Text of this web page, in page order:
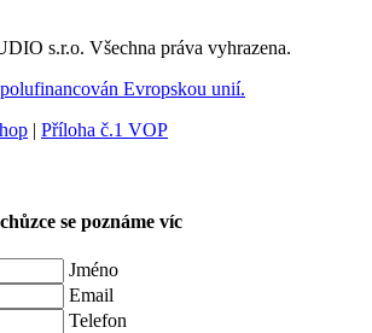
s.r.o. Všechna práva vyhrazena.
Evropskou unií.
| Příloha č.1 VOP
se poznáme víc
Jméno
Email
Telefon